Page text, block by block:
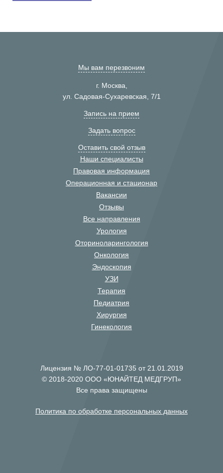
Мы вам перезвоним
г. Москва,
ул. Садовая-Сухаревская, 7/1
Запись на прием
Задать вопрос
Оставить свой отзыв
Наши специалисты
Правовая информация
Операционная и стационар
Вакансии
Отзывы
Все направления
Урология
Оториноларингология
Онкология
Эндоскопия
УЗИ
Терапия
Педиатрия
Хирургия
Гинекология
Лицензия № ЛО-77-01-01735 от 21.01.2019
© 2018-2020 ООО «ЮНАЙТЕД МЕДГРУП»
Все права защищены
Политика по обработке персональных данных